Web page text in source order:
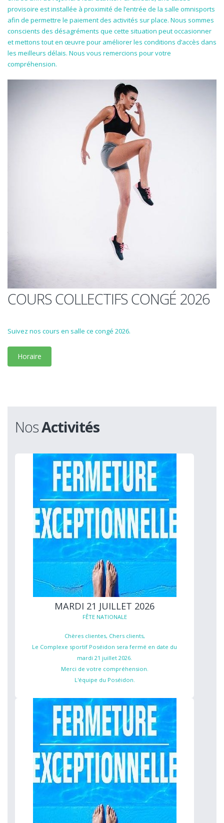
provisoire est installée à proximité de l’entrée de la salle omnisports
afin de permettre le paiement des activités sur place. Nous sommes
conscients des désagréments que cette situation peut occasionner
et mettons tout en œuvre pour améliorer les conditions d’accès dans
les meilleurs délais. Nous vous remercions pour votre
compréhension.
COURS COLLECTIFS CONGÉ 2026
Suivez nos cours en salle ce congé 2026.
Horaire
NosActivités
MARDI 21 JUILLET 2026
FÊTE NATIONALE
Chères clientes, Chers clients,
Le Complexe sportif Poséidon sera fermé en date du
mardi 21 juillet 2026.
Merci de votre compréhension.
L'équipe du Poséidon.